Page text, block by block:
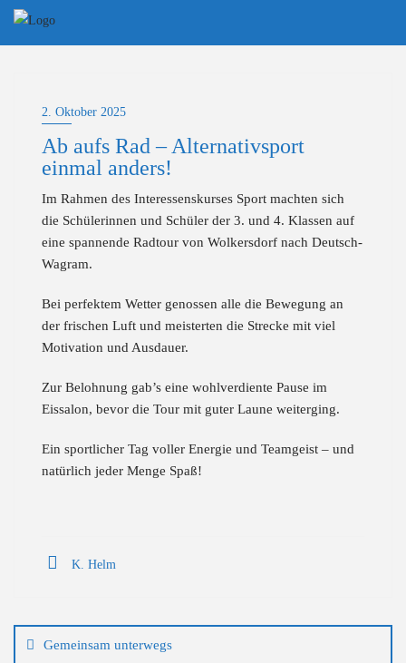
Skip
2. Oktober 2025
Ab aufs Rad – Alternativsport
einmal anders!
Im Rahmen des Interessenskurses Sport machten sich
die Schülerinnen und Schüler der 3. und 4. Klassen auf
eine spannende Radtour von Wolkersdorf nach Deutsch-
Wagram.
Bei perfektem Wetter genossen alle die Bewegung an
der frischen Luft und meisterten die Strecke mit viel
Motivation und Ausdauer.
Zur Belohnung gab’s eine wohlverdiente Pause im
Eissalon, bevor die Tour mit guter Laune weiterging.
Ein sportlicher Tag voller Energie und Teamgeist – und
natürlich jeder Menge Spaß!
K. Helm
Gemeinsam unterwegs